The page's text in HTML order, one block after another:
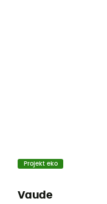
Projekt eko
Vaude